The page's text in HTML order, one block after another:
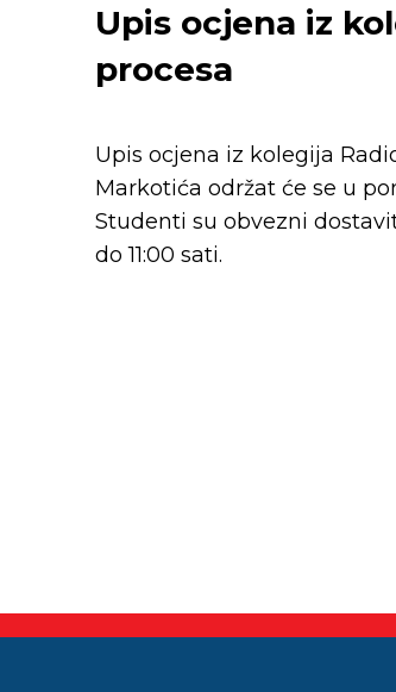
Upis ocjena iz
procesa
Upis ocjena iz kolegija
Markotića održat će se u
Studenti su obvezni
do 11:00 sati.